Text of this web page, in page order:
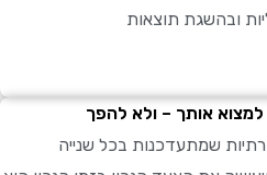
תוצאות
אותך – ולא להפך
בכל שנייה